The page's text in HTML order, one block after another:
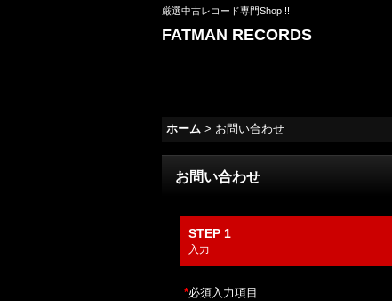
厳選中古レコード専門Shop !!
FATMAN RECORDS
ホーム > お問い合わせ
お問い合わせ
STEP 1
入力
*必須入力項目